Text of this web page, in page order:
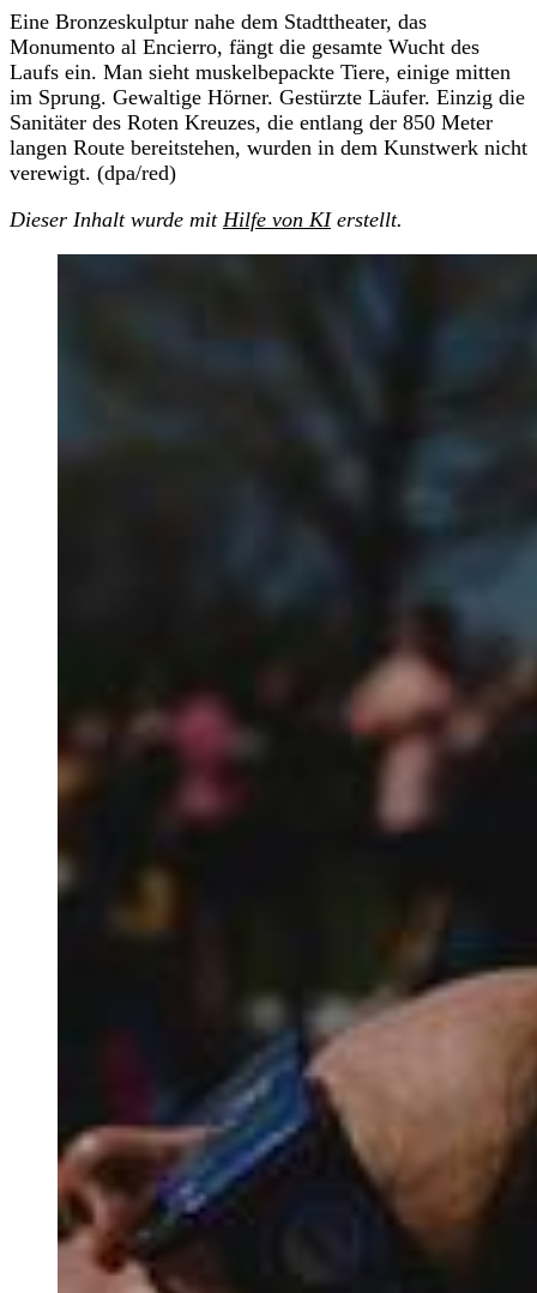
Eine Bronzeskulptur nahe dem Stadttheater, das
Monumento al Encierro, fängt die gesamte Wucht des
Laufs ein. Man sieht muskelbepackte Tiere, einige mitten
im Sprung. Gewaltige Hörner. Gestürzte Läufer. Einzig die
Sanitäter des Roten Kreuzes, die entlang der 850 Meter
langen Route bereitstehen, wurden in dem Kunstwerk nicht
verewigt. (dpa/red)
Dieser Inhalt wurde mit Hilfe von KIerstellt.